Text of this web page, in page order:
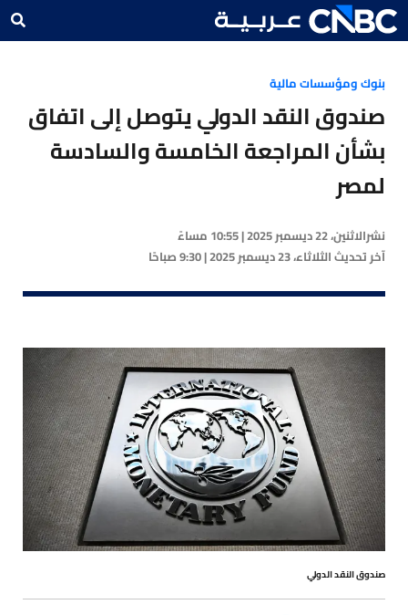
بنوك ومؤسسات مالية
صندوق النقد الدولي يتوصل إلى اتفاق
بشأن المراجعة الخامسة والسادسة
لمصر
نشرالاثنين، 22 ديسمبر 2025 | 10:55 مساءً
آخر تحديثالثلاثاء، 23 ديسمبر 2025 | 9:30 صباحًا
صندوق النقد الدولي